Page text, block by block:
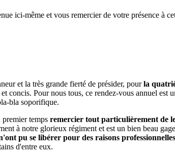
ici-même et vous remercier de votre présence à
et la très grande fierté de présider, pourla
concis. Pour nous tous, ce rendez-vous annuel
bla soporifique.
premier temps remercier tout particulièrement de
à notre glorieux régiment et est un bien beau
pu se libérer pour des raisons
d'entre eux.